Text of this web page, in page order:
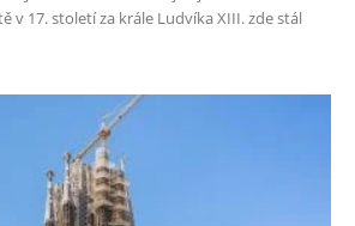
v 17. století za krále Ludvíka XIII. zde stál